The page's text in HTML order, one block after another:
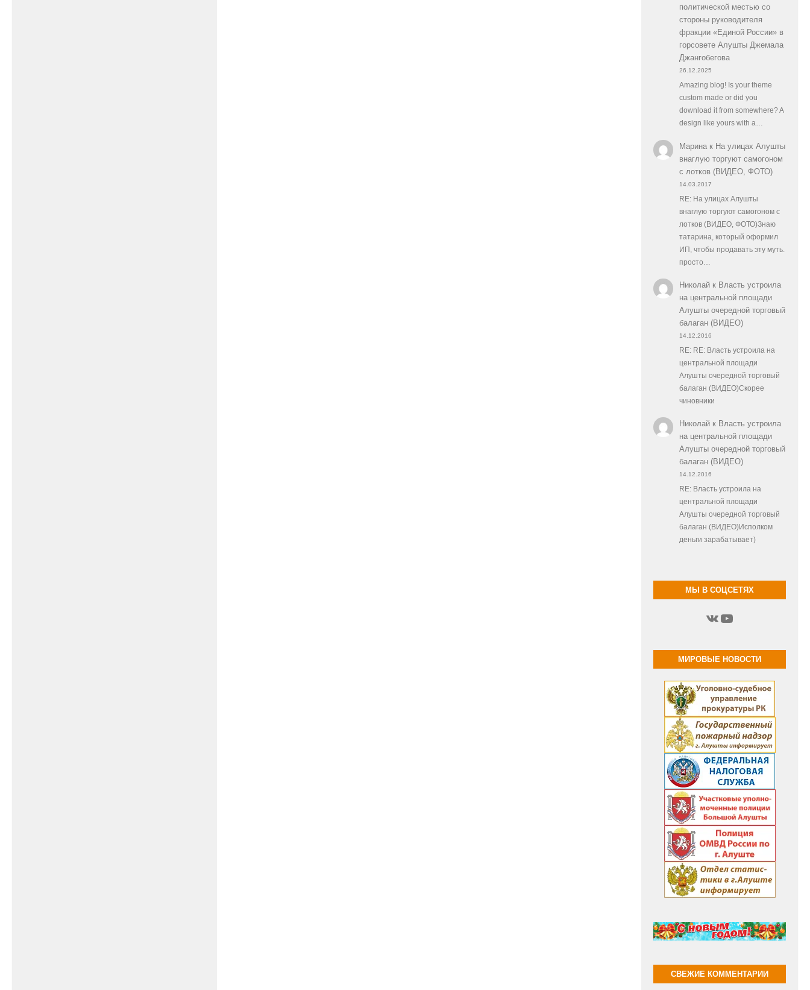
политической местью со
стороны руководителя
фракции «Единой России» в
горсовете Алушты Джемала
Джангобегова
26.12.2025
Amazing blog! Is your theme
custom made or did you
download it from somewhere? A
design like yours with a…
Маринак На улицах Алушты
внаглую торгуют самогоном
с лотков (ВИДЕО, ФОТО)
14.03.2017
RE: На улицах Алушты
внаглую торгуют самогоном с
лотков (ВИДЕО, ФОТО)Знаю
татарина, который оформил
ИП, чтобы продавать эту муть.
просто…
Николайк Власть устроила
на центральной площади
Алушты очередной торговый
балаган (ВИДЕО)
14.12.2016
RE: RE: Власть устроила на
центральной площади
Алушты очередной торговый
балаган (ВИДЕО)Скорее
чиновники
Николайк Власть устроила
на центральной площади
Алушты очередной торговый
балаган (ВИДЕО)
14.12.2016
RE: Власть устроила на
центральной площади
Алушты очередной торговый
балаган (ВИДЕО)Исполком
деньги зарабатывает)
МЫ В СОЦСЕТЯХ
ВКонтакте
YouTube
МИРОВЫЕ НОВОСТИ
СВЕЖИЕ КОММЕНТАРИИ